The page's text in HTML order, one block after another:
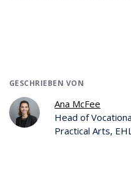
GESCHRIEBEN VON
Ana McFee
Head of
Practical Arts,